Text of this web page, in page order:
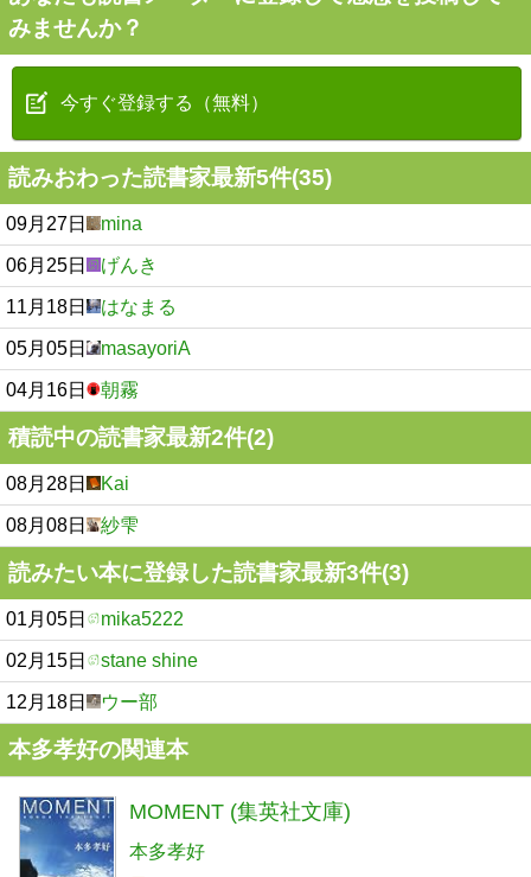
みませんか？
今すぐ登録する（無料）
読みおわった読書家最新5件(35)
09月27日 mina
06月25日 げんき
11月18日 はなまる
05月05日 masayoriA
04月16日 朝霧
積読中の読書家最新2件(2)
08月28日 Kai
08月08日 紗雫
読みたい本に登録した読書家最新3件(3)
01月05日 mika5222
02月15日 stane shine
12月18日 ウー部
本多孝好の関連本
MOMENT (集英社文庫)
本多孝好